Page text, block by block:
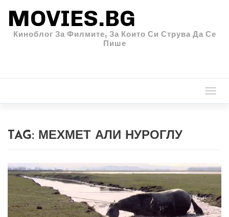
MOVIES.BG
Киноблог За Филмите, За Които Си Струва Да Се
Пише
TAG: МЕХМЕТ АЛИ НУРОГЛУ